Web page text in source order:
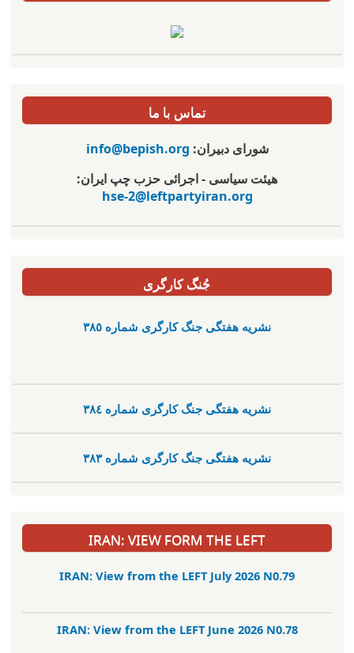
تماس با ما
شورای دبیران:info@bepish.org
هیئت سیاسی - اجرائی حزب چپ ایران:
hse-2@leftpartyiran.org
جُنگ کارگری
نشریە هفتگی جنگ کارگری شمارە ٣٨٥
نشریە هفتگی جنگ کارگری شمارە ٣٨٤
نشریە هفتگی جنگ کارگری شمارە ٣٨٣
IRAN: VIEW FORM THE LEFT
IRAN: View from the LEFT July 2026 N0.79
IRAN: View from the LEFT June 2026 N0.78